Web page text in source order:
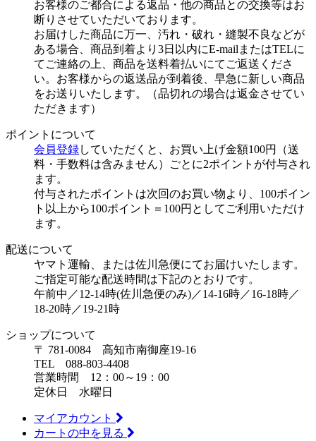
お客様のご都合による返品・他の商品との交換等はお
断りさせていただいております。
お届けした商品に万一、汚れ・破れ・縫製不良などが
ある場合、商品到着より3日以内にE-mailまたはTELに
てご連絡の上、商品を送料着払いにてご返送くださ
い。お客様からの返送品が到着後、早急に新しい商品
をお送りいたします。（品切れの場合は返金させてい
ただきます）
ポイントについて
会員登録していただくと、お買い上げ金額100円（送
料・手数料は含みません）ごとに2ポイントが付与され
ます。
付与されたポイントは次回のお買い物より、100ポイン
ト以上から100ポイント＝100円としてご利用いただけ
ます。
配送について
ヤマト運輸、または佐川急便にてお届けいたします。
ご指定可能な配送時間は下記のとおりです。
午前中／12-14時(佐川急便のみ)／14-16時／16-18時／
18-20時／19-21時
ショップについて
〒 781-0084 高知市南御座19-16
TEL 088-803-4408
営業時間 12：00～19：00
定休日 水曜日
マイアカウント
カートの中を見る